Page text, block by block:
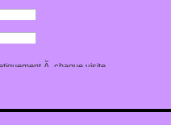
Ã chaque visite
pour cette session